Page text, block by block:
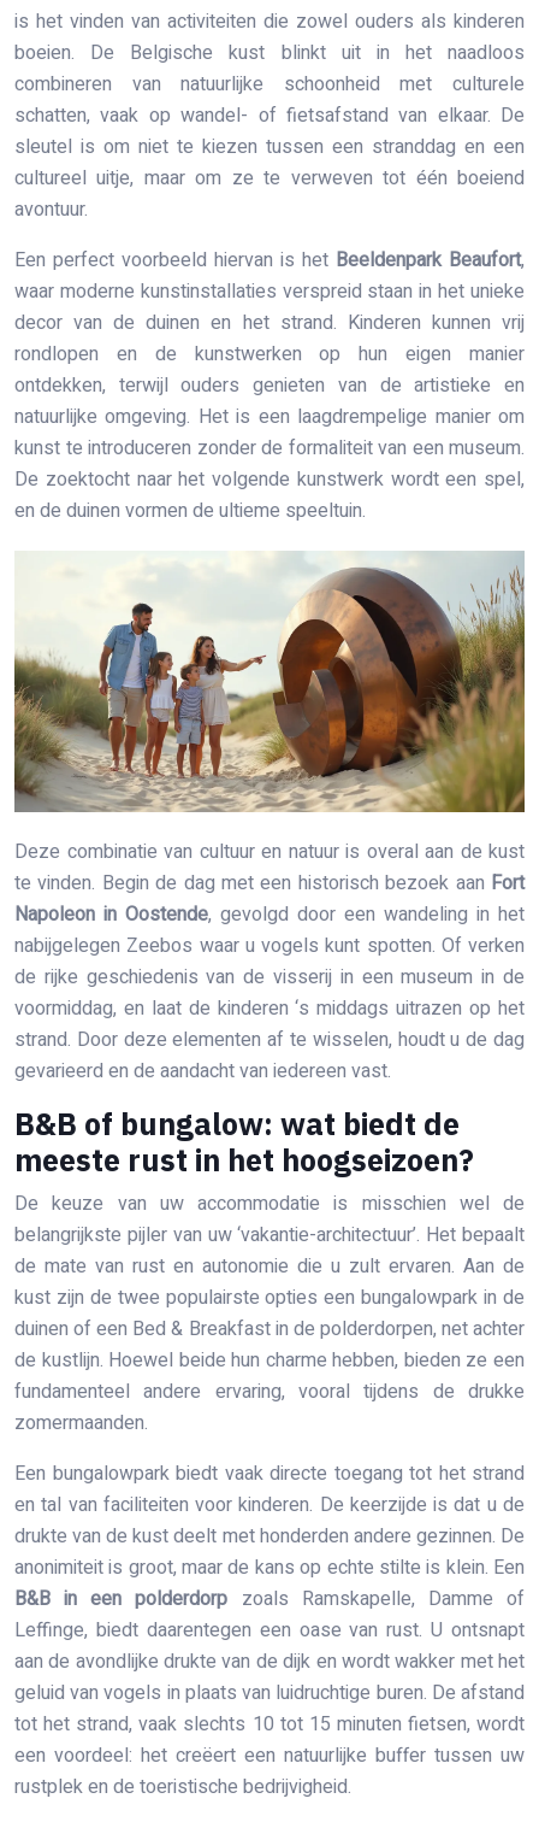
is het vinden van activiteiten die zowel ouders als kinderen
boeien. De Belgische kust blinkt uit in het naadloos
combineren van natuurlijke schoonheid met culturele
schatten, vaak op wandel- of fietsafstand van elkaar. De
sleutel is om niet te kiezen tussen een stranddag en een
cultureel uitje, maar om ze te verweven tot één boeiend
avontuur.
Een perfect voorbeeld hiervan is het Beeldenpark Beaufort,
waar moderne kunstinstallaties verspreid staan in het unieke
decor van de duinen en het strand. Kinderen kunnen vrij
rondlopen en de kunstwerken op hun eigen manier
ontdekken, terwijl ouders genieten van de artistieke en
natuurlijke omgeving. Het is een laagdrempelige manier om
kunst te introduceren zonder de formaliteit van een museum.
De zoektocht naar het volgende kunstwerk wordt een spel,
en de duinen vormen de ultieme speeltuin.
Deze combinatie van cultuur en natuur is overal aan de kust
te vinden. Begin de dag met een historisch bezoek aan Fort
Napoleon in Oostende, gevolgd door een wandeling in het
nabijgelegen Zeebos waar u vogels kunt spotten. Of verken
de rijke geschiedenis van de visserij in een museum in de
voormiddag, en laat de kinderen ‘s middags uitrazen op het
strand. Door deze elementen af te wisselen, houdt u de dag
gevarieerd en de aandacht van iedereen vast.
B&B of bungalow: wat biedt de
meeste rust in het hoogseizoen?
De keuze van uw accommodatie is misschien wel de
belangrijkste pijler van uw ‘vakantie-architectuur’. Het bepaalt
de mate van rust en autonomie die u zult ervaren. Aan de
kust zijn de twee populairste opties een bungalowpark in de
duinen of een Bed & Breakfast in de polderdorpen, net achter
de kustlijn. Hoewel beide hun charme hebben, bieden ze een
fundamenteel andere ervaring, vooral tijdens de drukke
zomermaanden.
Een bungalowpark biedt vaak directe toegang tot het strand
en tal van faciliteiten voor kinderen. De keerzijde is dat u de
drukte van de kust deelt met honderden andere gezinnen. De
anonimiteit is groot, maar de kans op echte stilte is klein. Een
B&B in een polderdorp zoals Ramskapelle, Damme of
Leffinge, biedt daarentegen een oase van rust. U ontsnapt
aan de avondlijke drukte van de dijk en wordt wakker met het
geluid van vogels in plaats van luidruchtige buren. De afstand
tot het strand, vaak slechts 10 tot 15 minuten fietsen, wordt
een voordeel: het creëert een natuurlijke buffer tussen uw
rustplek en de toeristische bedrijvigheid.